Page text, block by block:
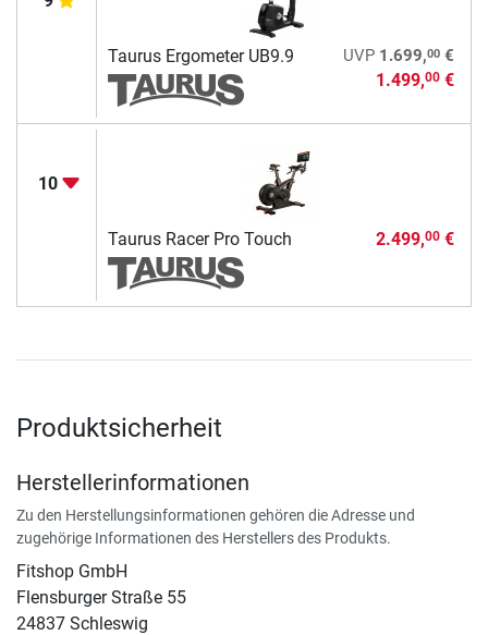
Taurus Ergometer UB9.9 UVP 1.699,00€
1.499,00€
10
Taurus Racer Pro Touch 2.499,00€
Produktsicherheit
Herstellerinformationen
Zu den Herstellungsinformationen gehören die Adresse und
zugehörige Informationen des Herstellers des Produkts.
Fitshop GmbH
Flensburger Straße 55
24837 Schleswig